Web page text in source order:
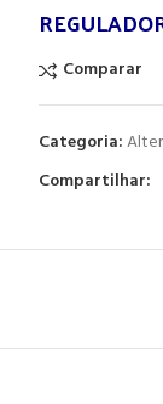
Comparar
Categoria:
Compartilhar: